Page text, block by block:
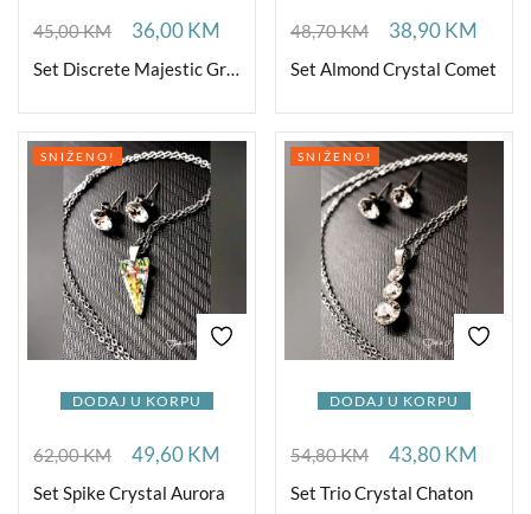
45,00KM 36,00KM
Set Discrete Majestic Green
48,70KM 38,90KM
Set Almond Crystal Comet
DODAJ U KORPU
SNIŽENO!
62,00KM 49,60KM
Set Spike Crystal Aurora
DODAJ U KORPU
SNIŽENO!
54,80KM 43,80KM
Set Trio Crystal Chaton